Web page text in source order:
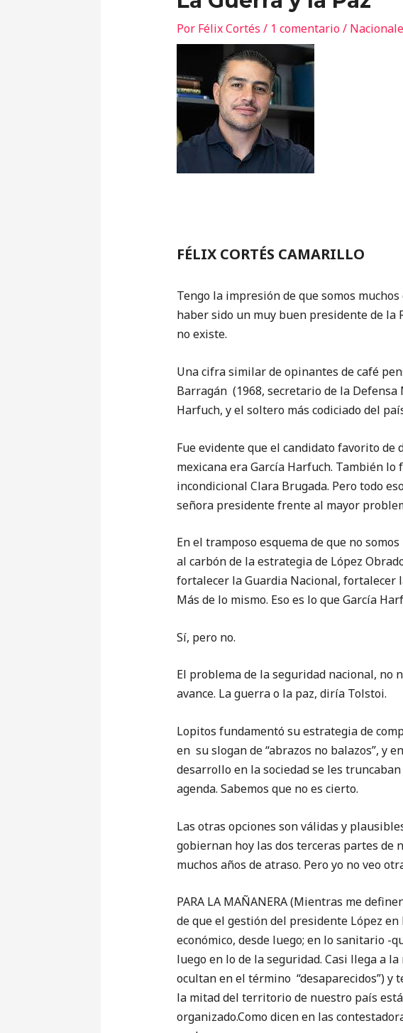
Por Félix Cortés / 1 comentario/
FÉLIX CORTÉS CAMARILLO
Tengo la impresión de que somos
haber sido un muy buen presidente de la
no existe.
Una cifra similar de opinantes de café
Barragán (1968, secretario de la Defensa
Harfuch, y el soltero más codiciado del
Fue evidente que el candidato favorito
mexicana era García Harfuch. También
incondicional Clara Brugada. Pero todo
señora presidente frente al mayor
En el tramposo esquema de que no
al carbón de la estrategia de López
fortalecer la Guardia Nacional, fortalecer
Más de lo mismo. Eso es lo que García
Sí, pero no.
El problema de la seguridad nacional, no
avance. La guerra o la paz, diría Tolstoi.
Lopitos fundamentó su estrategia de
en su slogan de “abrazos no balazos”, y
desarrollo en la sociedad se les
agenda. Sabemos que no es cierto.
Las otras opciones son válidas y
gobiernan hoy las dos terceras partes
muchos años de atraso. Pero yo no veo
PARA LA MAÑANERA (Mientras me
de que el gestión del presidente López
económico, desde luego; en lo sanitario -
luego en lo de la seguridad. Casi llega a
ocultan en el término “desaparecidos”) y
la mitad del territorio de nuestro país
organizado.Como dicen en las